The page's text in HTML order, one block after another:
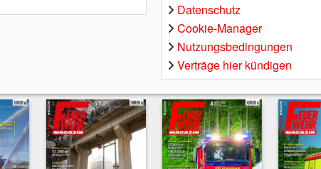
Datenschutz
Cookie-Manager
Nutzungsbedingungen
Verträge hier kündigen